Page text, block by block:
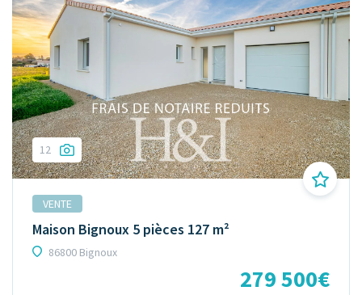
12
VENTE
Maison Bignoux 5 pièces 127 m²
86800 Bignoux
279 500€